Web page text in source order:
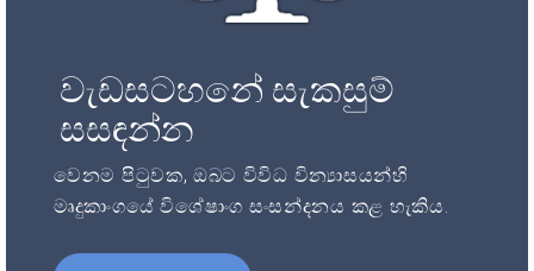
වැඩසටහනේ සැකසුම්
සසඳන්න
වෙනම පිටුවක, ඔබට විවිධ වින්‍යාසයන්හි
මෘදුකාංගයේ විශේෂාංග සංසන්දනය කළ හැකිය.